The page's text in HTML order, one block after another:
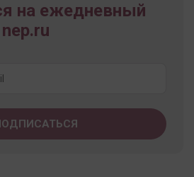
на ежедневный